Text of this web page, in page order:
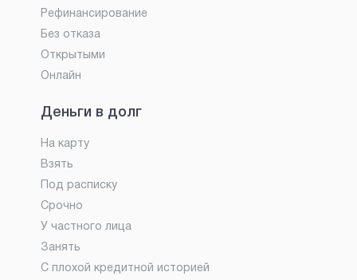
Рефинансирование
Без отказа
Открытыми
Онлайн
Деньги в долг
На карту
Взять
Под расписку
Срочно
У частного лица
Занять
С плохой кредитной историей